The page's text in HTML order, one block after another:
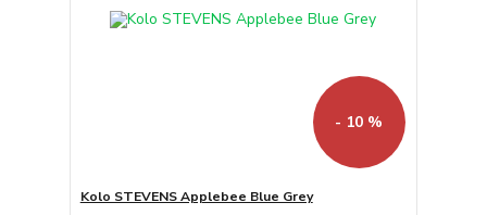
- 10 %
Kolo STEVENS Applebee Blue Grey